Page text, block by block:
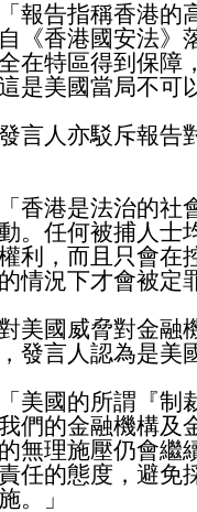
告指稱香港的高
《香港國安法》
在特區得到保障
是美國當局不可
人亦駁斥報告對
港是法治的社會
。任何被捕人士
利，而且只會在
情況下才會被定
國威脅對金融機
發言人認為是美
國的所謂『制裁
們的金融機構及
無理施壓仍會繼
任的態度，避免
。」